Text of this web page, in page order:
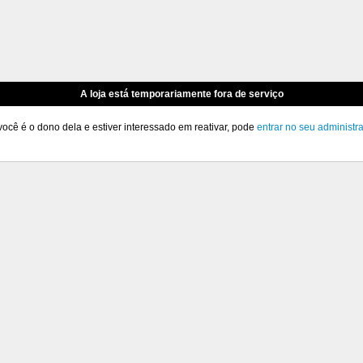
A loja está temporariamente fora de serviço
é o dono dela e estiver interessado em reativar, pode entrar no seu